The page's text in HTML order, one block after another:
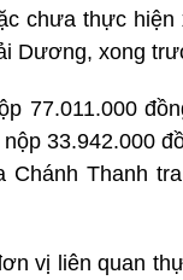
chưa thực hiện
Dương, xong
77.011.000
33.942.000
Chánh Thanh
vị liên quan